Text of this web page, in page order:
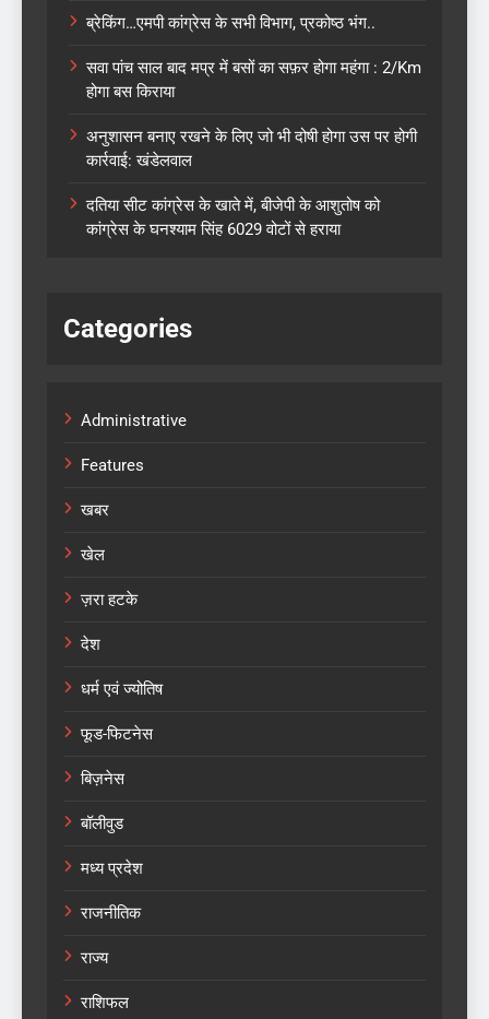
ब्रेकिंग…एमपी कांग्रेस के सभी विभाग, प्रकोष्ठ भंग..
सवा पांच साल बाद मप्र में बसों का सफ़र होगा महंगा : 2/Km
होगा बस किराया
अनुशासन बनाए रखने के लिए जो भी दोषी होगा उस पर होगी
कार्रवाई: खंडेलवाल
दतिया सीट कांग्रेस के खाते में, बीजेपी के आशुतोष को
कांग्रेस के घनश्याम सिंह 6029 वोटों से हराया
Categories
Administrative
Features
खबर
खेल
ज़रा हटके
देश
धर्म एवं ज्योतिष
फूड-फिटनेस
बिज़नेस
बॉलीवुड
मध्य प्रदेश
राजनीतिक
राज्य
राशिफल